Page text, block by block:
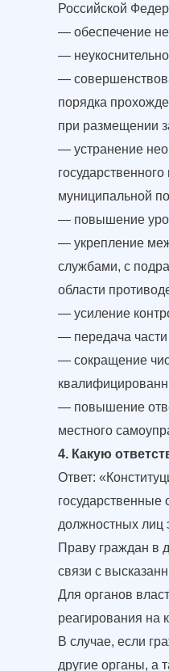
Российской
— обеспечение
—
—
порядка
при размещении
— устранение
муниципальной
— повышение
— укрепление
службами, с
области
— усиление
— передача
— сокращение
— повышение
местного
4. Какую
Ответ:
должностных лиц
Праву граждан в
связи с
Для органов
реагирования на
В случае, если
другие органы, а